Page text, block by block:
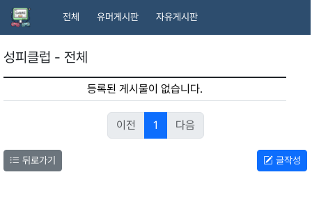
전체 유머게시판 자유게시판
성피클럽 - 전체
등록된 게시물이 없습니다.
이전 1 다음
뒤로가기 글작성